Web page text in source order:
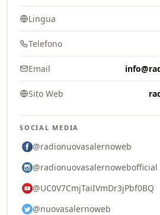
Lingua
Telefono
Email
Sito Web
SOCIAL MEDIA
@radionuovasalernoweb
@radionuovasalernowebofficial
@UC0V7CmjTaiIVmDr3jPbf0BQ
@nuovasalernoweb